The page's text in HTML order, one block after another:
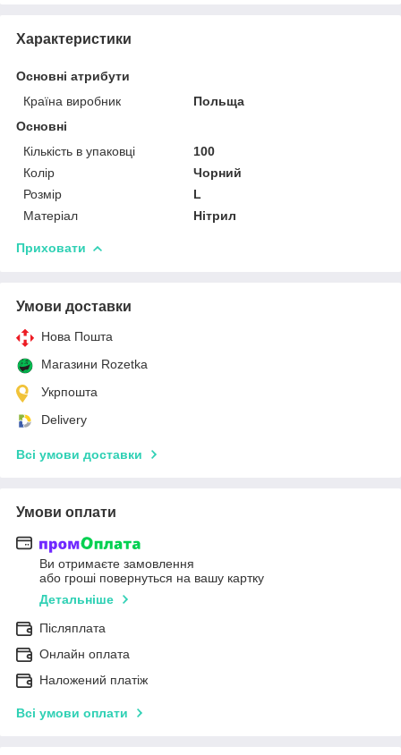
Характеристики
Основні атрибути
Країна виробник
Польща
Основні
Кількість в упаковці
100
Колір
Чорний
Розмір
L
Матеріал
Нітрил
Приховати
Умови доставки
Нова Пошта
Магазини Rozetka
Укрпошта
Delivery
Всі умови доставки
Умови оплати
Ви отримаєте замовлення
або гроші повернуться на вашу картку
Детальніше
Післяплата
Онлайн оплата
Наложений платіж
Всі умови оплати